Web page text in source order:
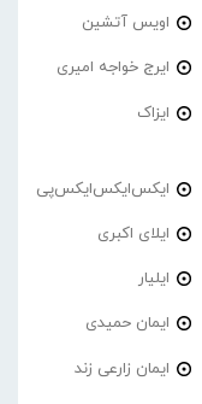
اویس آتشین
ایرج خواجه امیری
ایزاک
ایکس‌ایکس‌ایکس‌پی
ایلای اکبری
ایلیار
ایمان حمیدی
ایمان زارعی زند